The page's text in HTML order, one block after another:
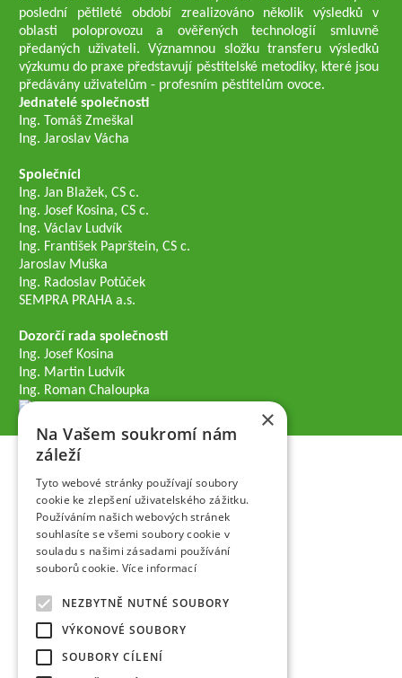
poslední pětileté období zrealizováno několik výsledků v
oblasti poloprovozu a ověřených technologií smluvně
předaných uživateli. Významnou složku transferu výsledků
výzkumu do praxe představují pěstitelské metodiky, které jsou
předávány uživatelům - profesním pěstitelům ovoce.
Jednatelé společnosti
Ing. Tomáš Zmeškal
Ing. Jaroslav Vácha
Společníci
Ing. Jan Blažek, CS c.
Ing. Josef Kosina, CS c.
Ing. Václav Ludvík
Ing. František Paprštein, CS c.
Jaroslav Muška
Ing. Radoslav Potůček
SEMPRA PRAHA a.s.
Dozorčí rada společnosti
Ing. Josef Kosina
Ing. Martin Ludvík
Ing. Roman Chaloupka
×
Na Vašem soukromí nám
záleží
Tyto webové stránky používají soubory
cookie ke zlepšení uživatelského zážitku.
Používáním našich webových stránek
souhlasíte se všemi soubory cookie v
souladu s našimi zásadami používání
souborů cookie. Více informací
NEZBYTNĚ NUTNÉ SOUBORY
VÝKONOVÉ SOUBORY
SOUBORY CÍLENÍ